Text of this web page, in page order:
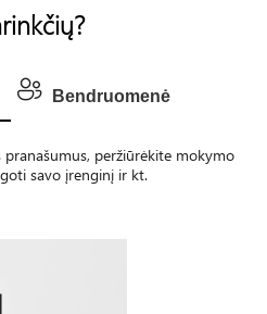
Bendruomenė
peržiūrėkite mokymo
savo įrenginį ir kt.